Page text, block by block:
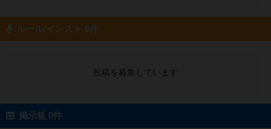
ルール/インスト 0件
投稿を募集しています
掲示板 0件